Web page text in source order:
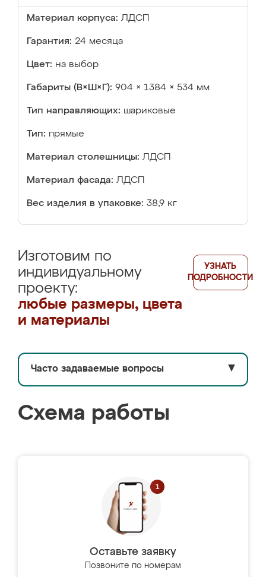
Материал корпуса: ЛДСП
Гарантия: 24 месяца
Цвет: на выбор
Габариты (В×Ш×Г): 904 × 1384 × 534 мм
Тип направляющих: шариковые
Тип: прямые
Материал столешницы: ЛДСП
Материал фасада: ЛДСП
Вес изделия в упаковке: 38,9 кг
Изготовим по
индивидуальному
проекту:
любые размеры, цвета
и материалы
УЗНАТЬ
ПОДРОБНОСТИ
Часто задаваемые вопросы ▼
Схема работы
Оставьте заявку
Позвоните по номерам